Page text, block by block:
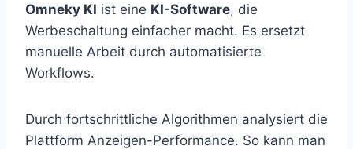
Omneky KI ist eine KI-Software, die
Werbeschaltung einfacher macht. Es ersetzt
manuelle Arbeit durch automatisierte
Workflows.
Durch fortschrittliche Algorithmen analysiert die
Plattform Anzeigen-Performance. So kann man